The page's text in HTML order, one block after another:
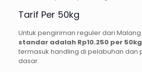
Tarif Per 50kg
Untuk pengiriman reguler dari
standar adalah Rp10.250 per 50kg
termasuk handling di pelabuhan dan
dasar.